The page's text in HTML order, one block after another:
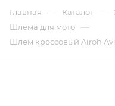
Главная — Каталог —
Шлема для мото —
Шлем кроссовый Airoh